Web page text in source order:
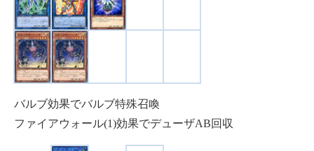
バルブ効果でバルブ特殊召喚
ファイアウォール(1)効果でデューザAB回収